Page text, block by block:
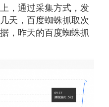
，通过采集方式，发
天，百度蜘蛛抓取次
，昨天的百度蜘蛛抓